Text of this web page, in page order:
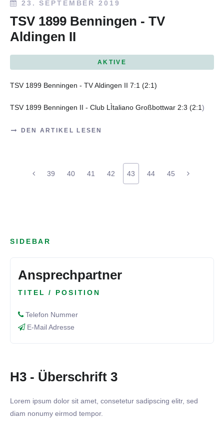
23. SEPTEMBER 2019
TSV 1899 Benningen - TV
Aldingen II
AKTIVE
TSV 1899 Benningen - TV Aldingen II 7:1 (2:1)
TSV 1899 Benningen II - Club LÌtaliano Großbottwar 2:3 (2:1)
DEN ARTIKEL LESEN
39 40 41 42 43 44 45
SIDEBAR
Ansprechpartner
TITEL / POSITION
Telefon Nummer
E-Mail Adresse
H3 - Überschrift 3
Lorem ipsum dolor sit amet, consetetur sadipscing elitr, sed
diam nonumy eirmod tempor.